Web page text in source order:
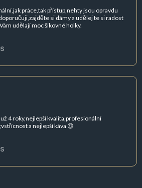
práce,tak přístup,nehty jsou opravdu
si dámy a udělej te si radost
udělají moc šikovné holky.
4 roky,nejlepší kvalita,profesionální
a nejlepší káva 😍